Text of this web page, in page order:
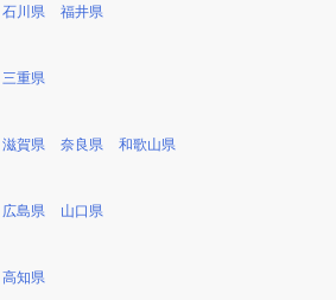
石川県 福井県
三重県
滋賀県 奈良県 和歌山県
広島県 山口県
高知県